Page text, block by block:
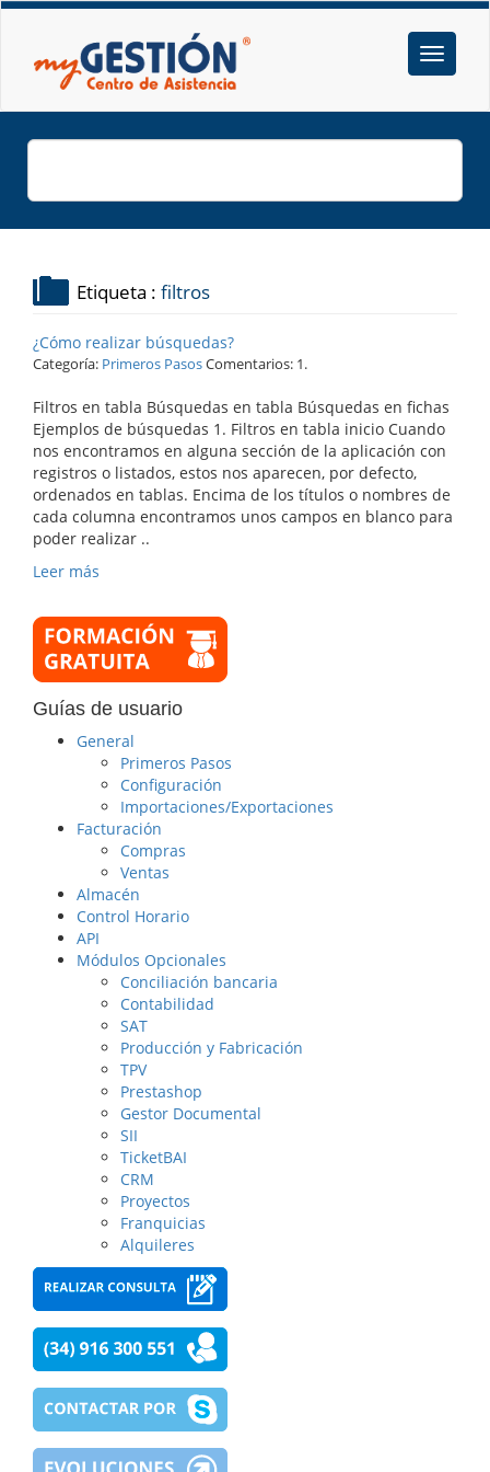
Etiqueta : filtros
¿Cómo realizar búsquedas?
Categoría: Primeros PasosComentarios: 1.
Filtros en tabla Búsquedas en tabla Búsquedas en fichas
Ejemplos de búsquedas 1. Filtros en tabla inicio Cuando
nos encontramos en alguna sección de la aplicación con
registros o listados, estos nos aparecen, por defecto,
ordenados en tablas. Encima de los títulos o nombres de
cada columna encontramos unos campos en blanco para
poder realizar ..
Leer más
Guías de usuario
General
Primeros Pasos
Configuración
Importaciones/Exportaciones
Facturación
Compras
Ventas
Almacén
Control Horario
API
Módulos Opcionales
Conciliación bancaria
Contabilidad
SAT
Producción y Fabricación
TPV
Prestashop
Gestor Documental
SII
TicketBAI
CRM
Proyectos
Franquicias
Alquileres